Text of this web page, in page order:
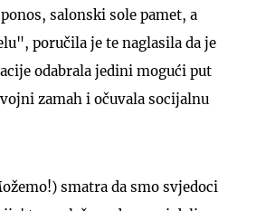
salonski sole pamet, a
poručila je te naglasila da je
odabrala jedini mogući put
zamah i očuvala socijalnu
smatra da smo svjedoci